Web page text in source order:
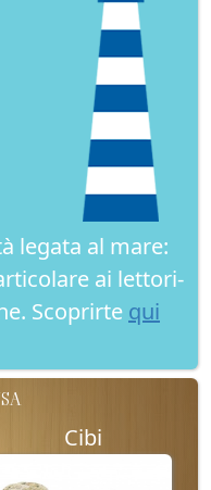
legata al mare:
ai lettori-
Scoprirte qui
Cibi